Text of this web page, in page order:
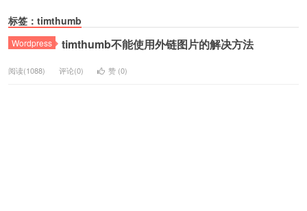
标签：timthumb
Wordpress timthumb不能使用外链图片的解决方法
阅读(1088) 评论(0) 赞 (0)